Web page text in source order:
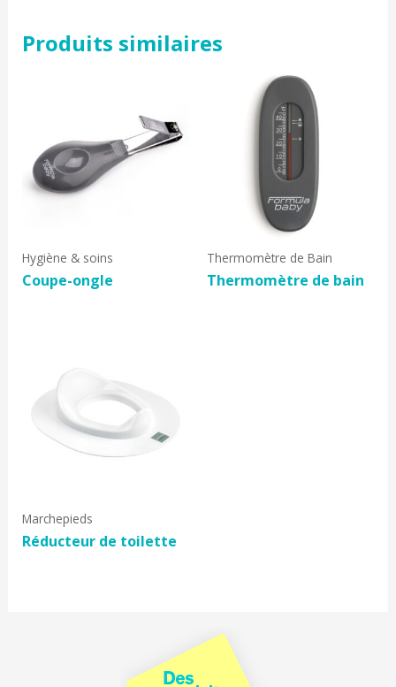
Produits similaires
Hygiène & soins
Coupe-ongle
Thermomètre de Bain
Thermomètre de bain
Marchepieds
Réducteur de toilette